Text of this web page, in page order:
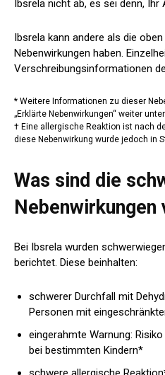
Ibsrela nicht ab, es sei denn,
Ibsrela kann andere als die
Nebenwirkungen haben.
Verschreibungsinformationen
* Weitere Informationen zu dieser
„Erklärte Nebenwirkungen“ weiter
† Eine allergische Reaktion ist nach
diese Nebenwirkung wurde jedoch in
Was sind die
Nebenwirkungen
Bei Ibsrela wurden
berichtet. Diese beinhalten:
schwerer Durchfall mit
Personen mit
eingerahmte Warnung:
bei bestimmten Kindern*